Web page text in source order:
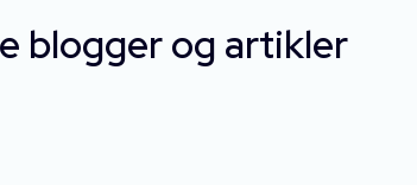
blogger og artikler